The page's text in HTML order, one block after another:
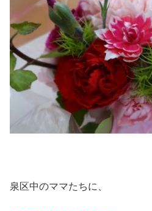
泉区中のママたちに、